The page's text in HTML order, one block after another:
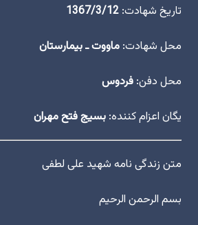
تاریخ شهادت: 1367/3/12
محل شهادت: ماووت ـ بیمارستان
محل دفن: فردوس
یگان اعزام کننده: بسیج فتح مهران
متن زندگی نامه شهید علی لطفی
بسم الرحمن الرحیم